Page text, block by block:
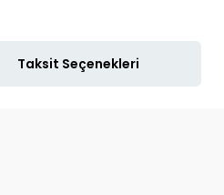
Taksit Seçenekleri